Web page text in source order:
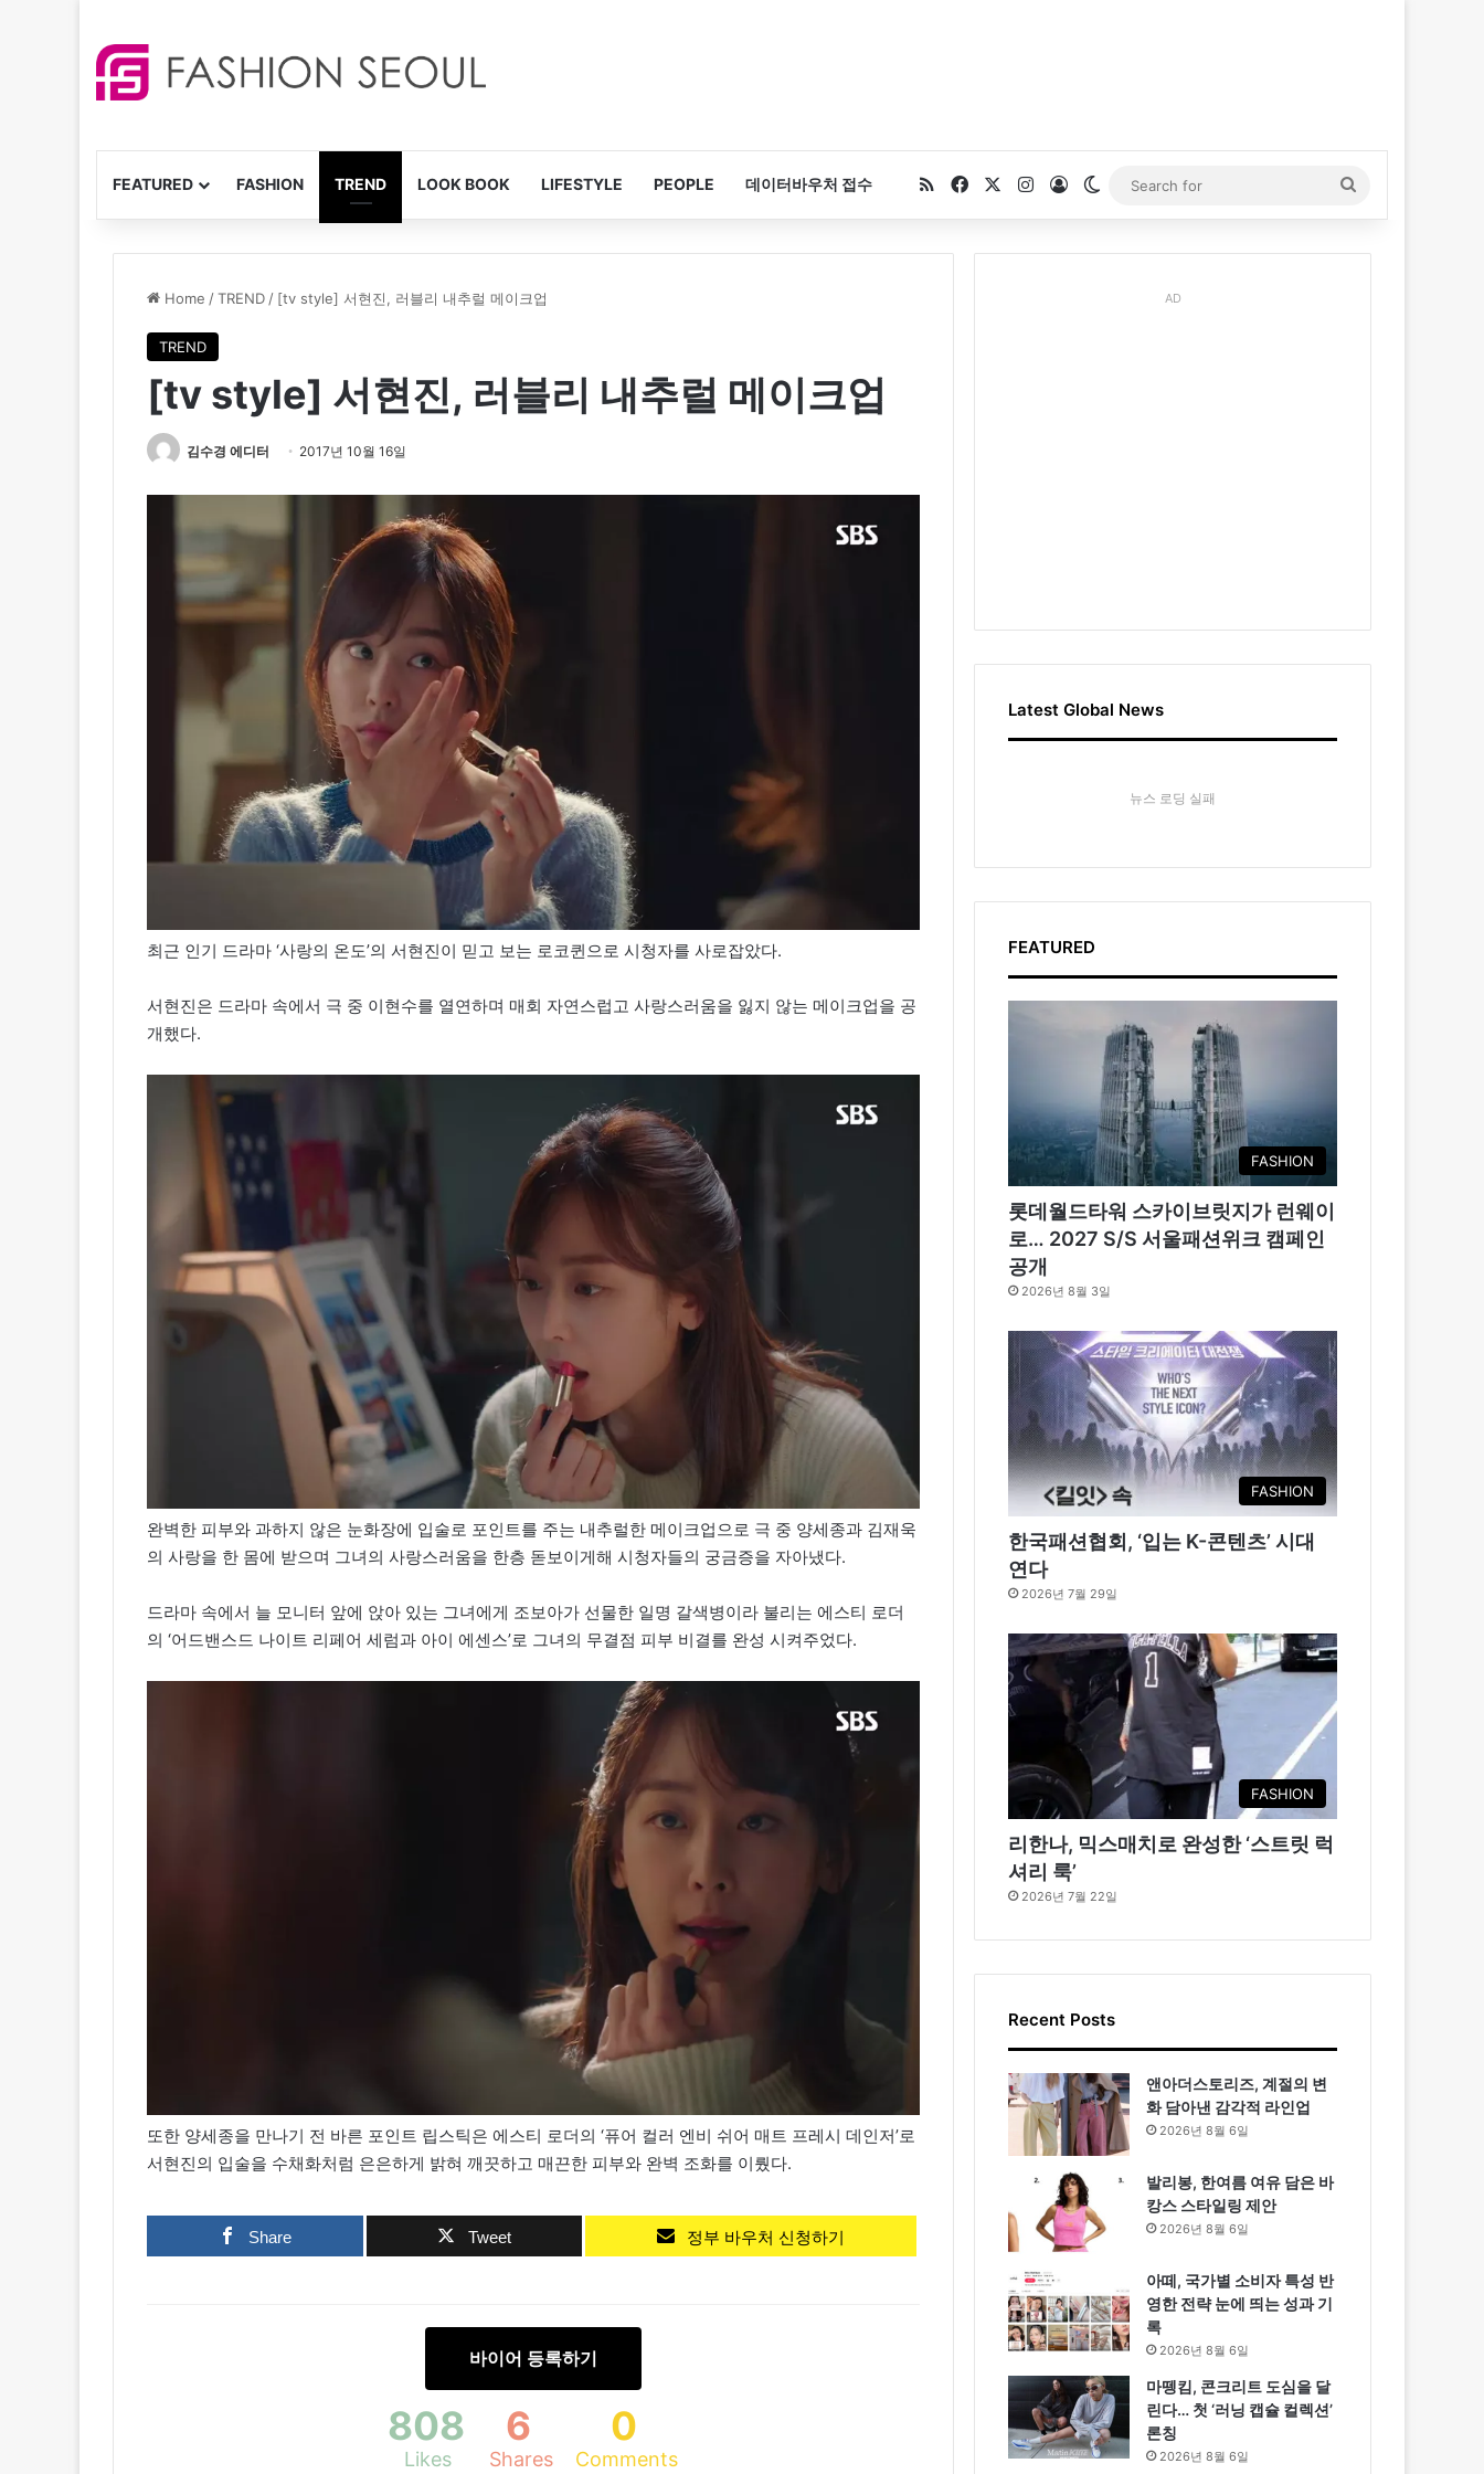
FEATURED FASHION TREND LOOK BOOK LIFESTYLE PEOPLE 데이터바우처 접수 RSS FacebookInstagram
Log InSwitch skin
for
Home /TREND / [tv style] 서현진, 러블리 내추럴 메이크업
TREND
[tv style] 서현진, 러블리 내추럴 메이크업
김수경 에디터 2017년 10월 16일
최근 인기 드라마 ‘사랑의 온도’의 서현진이 믿고 보는 로코퀸으로 시청자를 사로잡았다.
서현진은 드라마 속에서 극 중 이현수를 열연하며 매회 자연스럽고 사랑스러움을 잃지 않는 메이크업을 공
개했다.
완벽한 피부와 과하지 않은 눈화장에 입술로 포인트를 주는 내추럴한 메이크업으로 극 중 양세종과 김재욱
의 사랑을 한 몸에 받으며 그녀의 사랑스러움을 한층 돋보이게해 시청자들의 궁금증을 자아냈다.
드라마 속에서 늘 모니터 앞에 앉아 있는 그녀에게 조보아가 선물한 일명 갈색병이라 불리는 에스티 로더
의 ‘어드밴스드 나이트 리페어 세럼과 아이 에센스’로 그녀의 무결점 피부 비결를 완성 시켜주었다.
또한 양세종을 만나기 전 바른 포인트 립스틱은 에스티 로더의 ‘퓨어 컬러 엔비 쉬어 매트 프레시 데인저’로
서현진의 입술을 수채화처럼 은은하게 밝혀 깨끗하고 매끈한 피부와 완벽 조화를 이뤘다.
Share Tweet 정부 바우처 신청하기
바이어 등록하기
808
Likes
6
Shares
0
Comments
AD
Latest Global News
뉴스 로딩 실패
FEATURED
FASHION
롯데월드타워 스카이브릿지가 런웨이
로… 2027 S/S 서울패션위크 캠페인
공개
2026년 8월 3일
FASHION
한국패션협회, ‘입는 K-콘텐츠’ 시대
연다
2026년 7월 29일
FASHION
리한나, 믹스매치로 완성한 ‘스트릿 럭
셔리 룩’
2026년 7월 22일
Recent Posts
앤아더스토리즈, 계절의 변
화 담아낸 감각적 라인업
2026년 8월 6일
발리봉, 한여름 여유 담은 바
캉스 스타일링 제안
2026년 8월 6일
아떼, 국가별 소비자 특성 반
영한 전략 눈에 띄는 성과 기
록
2026년 8월 6일
마뗑킴, 콘크리트 도심을 달
린다… 첫 ‘러닝 캡슐 컬렉션’
론칭
2026년 8월 6일